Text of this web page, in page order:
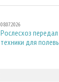
08.07.2026
Рослесхоз
техники для